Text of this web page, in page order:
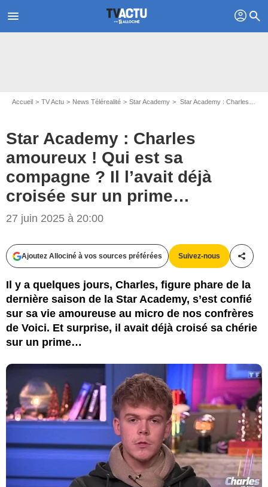
menu profil search
Accueil TV Actu News Télérealité Star Academy Star Academy : Charles amoureux ! Qui est sa compagne ? Il l’avait déjà croisée sur un prime…
Star Academy : Charles
amoureux ! Qui est sa
compagne ? Il l’avait déjà
croisée sur un prime…
27 juin 2025 à 20:00
Ajoutez Allociné à vos sources préférées Suivez-nous
Il y a quelques jours, Charles, figure phare de la
dernière saison de la Star Academy, s’est confié
sur sa vie amoureuse au micro de nos confrères
de Voici. Et surprise, il avait déjà croisé sa chérie
sur un prime…